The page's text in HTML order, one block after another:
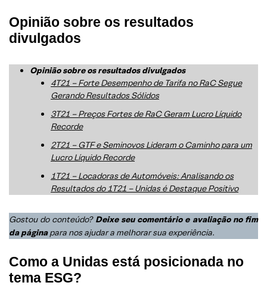
Opinião sobre os resultados
divulgados
Opinião sobre os resultados divulgados
4T21 – Forte Desempenho de Tarifa no RaC Segue
Gerando Resultados Sólidos
3T21 – Preços Fortes de RaC Geram Lucro Líquido
Recorde
2T21 – GTF e Seminovos Lideram o Caminho para um
Lucro Líquido Recorde
1T21 – Locadoras de Automóveis: Analisando os
Resultados do 1T21 – Unidas é Destaque Positivo
Gostou do conteúdo? Deixe seu comentário e avaliação no fim
da páginapara nos ajudar a melhorar sua experiência.
Como a Unidas está posicionada no
tema ESG?